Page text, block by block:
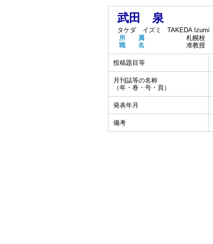
武田 泉
タケダ イズミ
TAKEDA Izumi
所 属
札幌校
職 名
准教授
投稿題目等
月刊誌等の名称
（年・巻・号・頁）
発表年月
備考